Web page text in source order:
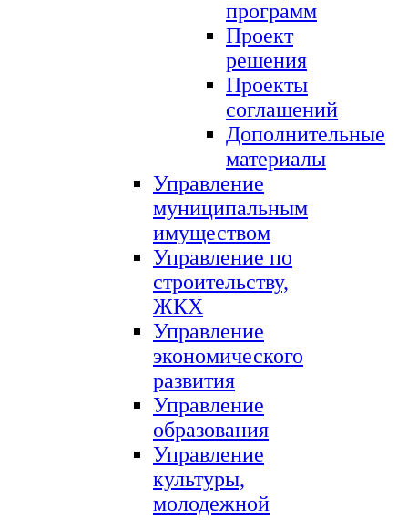
программ
Проект
решения
Проекты
соглашений
Дополнительные
материалы
Управление
муниципальным
имуществом
Управление по
строительству,
ЖКХ
Управление
экономического
развития
Управление
образования
Управление
культуры,
молодежной